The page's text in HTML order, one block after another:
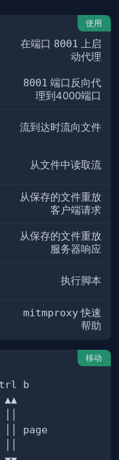
使用
在端口 8001 上启
动代理
8001 端口反向代
理到4000端口
流到达时流向文件
从文件中读取流
从保存的文件重放
客户端请求
从保存的文件重放
服务器响应
执行脚本
mitmproxy快速
帮助
移动